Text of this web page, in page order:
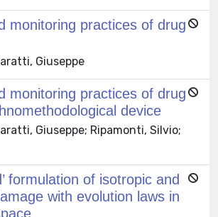
monitoring practices of drug
Giuseppe
monitoring practices of drug
device
Giuseppe; Ripamonti, Silvio;
formulation of isotropic and
with evolution laws in